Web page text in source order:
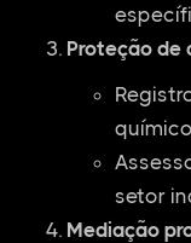
Proteção de
setor
Mediação